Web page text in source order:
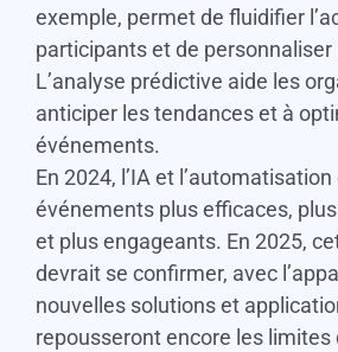
exemple, permet de fluidifier
participants et de
L’analyse prédictive aide les
anticiper les tendances et à
événements.
En 2024, l’IA et
événements plus efficaces,
et plus engageants. En 2025,
devrait se confirmer, avec
nouvelles solutions et
repousseront encore les limites